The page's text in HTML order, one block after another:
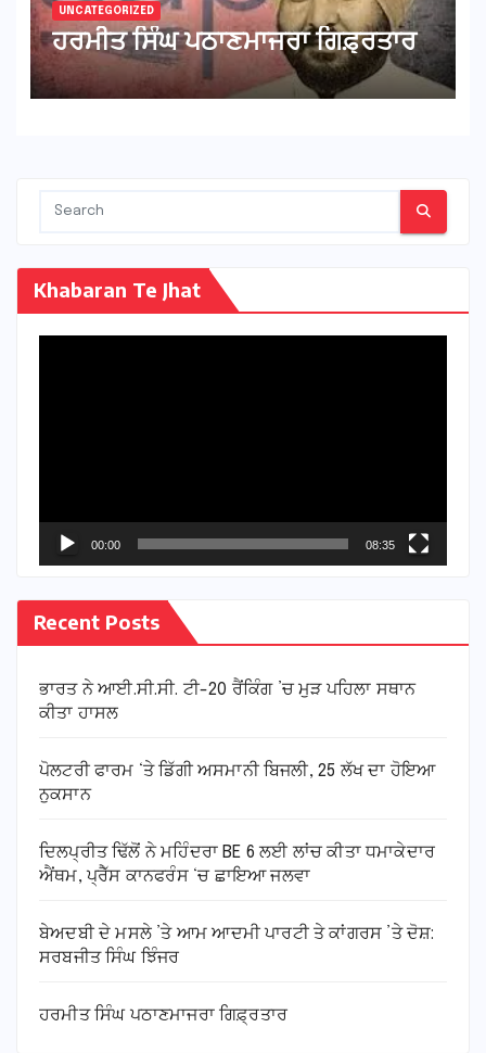
UNCATEGORIZED
ਹਰਮੀਤ ਸਿੰਘ ਪਠਾਣਮਾਜਰਾ ਗਿਫ਼੍ਰਤਾਰ
Khabaran Te Jhat
00:00 08:35
Recent Posts
ਭਾਰਤ ਨੇ ਆਈ.ਸੀ.ਸੀ. ਟੀ-20 ਰੈਂਕਿੰਗ ’ਚ ਮੁੜ ਪਹਿਲਾ ਸਥਾਨ
ਕੀਤਾ ਹਾਸਲ
ਪੋਲਟਰੀ ਫਾਰਮ ‘ਤੇ ਡਿੱਗੀ ਅਸਮਾਨੀ ਬਿਜਲੀ, 25 ਲੱਖ ਦਾ ਹੋਇਆ
ਨੁਕਸਾਨ
ਦਿਲਪ੍ਰੀਤ ਢਿੱਲੋਂ ਨੇ ਮਹਿੰਦਰਾ BE 6 ਲਈ ਲਾਂਚ ਕੀਤਾ ਧਮਾਕੇਦਾਰ
ਐਂਥਮ, ਪ੍ਰੈੱਸ ਕਾਨਫਰੰਸ ‘ਚ ਛਾਇਆ ਜਲਵਾ
ਬੇਅਦਬੀ ਦੇ ਮਸਲੇ ’ਤੇ ਆਮ ਆਦਮੀ ਪਾਰਟੀ ਤੇ ਕਾਂਗਰਸ ’ਤੇ ਦੋਸ਼:
ਸਰਬਜੀਤ ਸਿੰਘ ਝਿੰਜਰ
ਹਰਮੀਤ ਸਿੰਘ ਪਠਾਣਮਾਜਰਾ ਗਿਫ਼੍ਰਤਾਰ